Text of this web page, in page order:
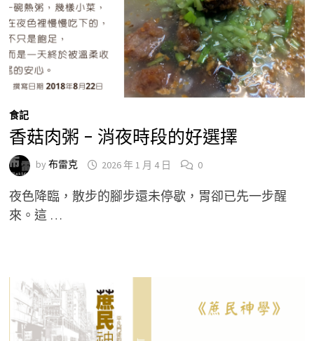
食記
香菇肉粥 – 消夜時段的好選擇
by 布雷克 2026 年 1 月 4 日 0
夜色降臨，散步的腳步還未停歇，胃卻已先一步醒
來。這 …